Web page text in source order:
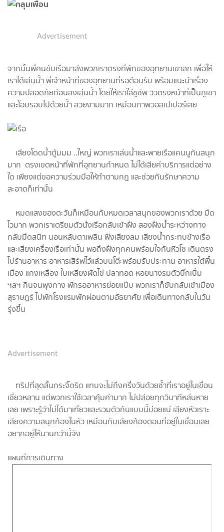
Advertisement
จากนั้นพี่คนขับเรือมาส่งพวกเราตรงที่พักของอุทยานเขาสก เพื่อให้
เราได้เล่นน้ำ พี่เจ้าหน้าที่ของอุทยานที่รอต้อนรับ พร้อมแนะนำเรื่อง
ความปลอดภัยก่อนลงเล่นน้ำ โดยให้เราใส่ชูชีพ วิวตรงหน้าที่เป็นภูเขา
และโอบรอบไปด้วยน้ำ สวยงามมาก เหมือนภาพวอลเปเปอร์เลย
เสียงโดดน้ำตู้มมม ..ใหญ่ พวกเราเล่นน้ำและพายเรือแคนนูกันสนุก
มาก ตรงเขตหน้าที่พักที่อุทยานกำหนด ไม่ได้เสียค่าบริการแต่อย่าง
ใด เพียงแต่ขอความร่วมมือให้ทำตามกฏ และช่วยกันรักษาความ
สะอาดก็เท่านั้น
หมดแสงของตะวันก็เหมือนกับหมดเวลาสนุกของพวกเราด้วย มืด
ไวมาก พวกเราเตรียมตัวนั่งเรือกลับเข้าฝั่ง สองฝั่งน้ำระหว่างทาง
กลับมืดสนิท นอนหลับตาเพลิน ฟังเสียงลม เสียงน้ำกระทบข้างเรือ
และเสียงเครื่องเรือเท่านั้น พอถึงฝั่งทุกคนพร้อมใจกันหิวโซ เดินตรง
ไปร้านอาหาร อาหารเสิร์ฟไว้แล้วบนโต๊ะพร้อมรับประทาน อาหารใต้พื้น
เมือง แกงเหลือง ใบเหลียงผัดไข่ ปลาทอด หอยนางรมตัวบิ๊กเบิ้ม
ฯลฯ กินจนพุงกาง พักรออาหารย่อยแป๊บ พวกเราก็ขับกลับเข้าเมือง
สุราษฎร์ ไปพักโรงแรมพักผ่อนตามอัธยาศัย เพื่อเดินทางกลับในวัน
รุ่งขึ้น
Advertisement
ทริปที่สุดสั้นกระจิ๊ดริด แทบจะไม่ถึงครึ่งวันด้วยซ้ำที่เราอยู่ในเขื่อน
เชี่ยวหลาน แต่พวกเราใช้เวลาคุ้มค่ามาก ไม่ปล่อยทุกวินาทีหล่นหาย
เลย เพราะรู้ว่าไม่ได้มาเที่ยวและรวมตัวกันแบบนี้บ่อยแน่ เสียงหัวเราะ
เสียงความสนุกก้องในหัว เหมือนกับเสียงก้องตอนที่อยู่ในเขื่อนเลย
อยากอยู่ให้นานกว่านี้จัง
แผนที่การเดินทาง